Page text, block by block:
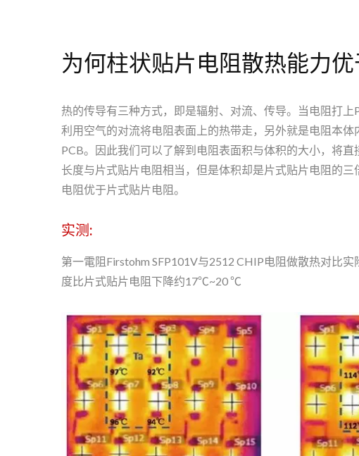
为何柱状贴片电阻散热能力
热的传导有三种方式，即是辐射、对流、传导。当电阻打
利用空气的对流将电阻表面上的热带走，另外就是电阻本体
PCB。因此我们可以了解到电阻表面积与体积的大小，将
长度与片式贴片电阻相当，但是体积却是片式贴片电阻的
电阻优于片式贴片电阻。
实测:
第一電阻Firstohm SFP101V与2512 CHIP电阻做散热对比
度比片式贴片电阻下降约17℃~20 ℃